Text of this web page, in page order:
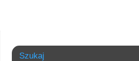
Szukaj